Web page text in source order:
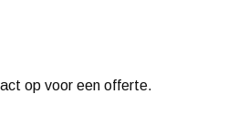
op voor een offerte.